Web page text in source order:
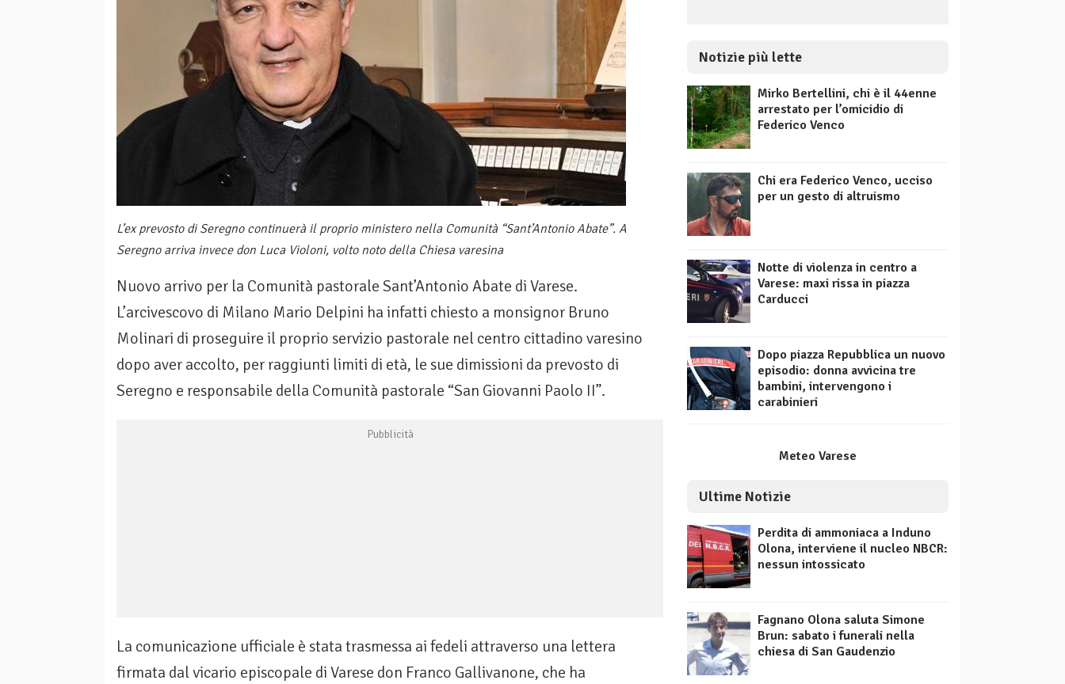
L’ex prevosto di Seregno continuerà il proprio ministero nella Comunità “Sant’Antonio Abate”. A
Seregno arriva invece don Luca Violoni, volto noto della Chiesa varesina
Nuovo arrivo per la Comunità pastorale Sant’Antonio Abate di Varese.
L’arcivescovo di Milano Mario Delpini ha infatti chiesto a monsignor Bruno
Molinari di proseguire il proprio servizio pastorale nel centro cittadino varesino
dopo aver accolto, per raggiunti limiti di età, le sue dimissioni da prevosto di
Seregno e responsabile della Comunità pastorale “San Giovanni Paolo II”.
La comunicazione ufficiale è stata trasmessa ai fedeli attraverso una lettera
firmata dal vicario episcopale di Varese don Franco Gallivanone, che ha
Notizie più lette
Mirko Bertellini, chi è il 44enne
arrestato per l’omicidio di
Federico Venco
Chi era Federico Venco, ucciso
per un gesto di altruismo
Notte di violenza in centro a
Varese: maxi rissa in piazza
Carducci
Dopo piazza Repubblica un nuovo
episodio: donna avvicina tre
bambini, intervengono i
carabinieri
Meteo Varese
Ultime Notizie
Perdita di ammoniaca a Induno
Olona, interviene il nucleo NBCR:
nessun intossicato
Fagnano Olona saluta Simone
Brun: sabato i funerali nella
chiesa di San Gaudenzio